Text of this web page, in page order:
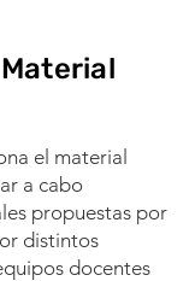
el material
a cabo
propuestas por
distintos
docentes